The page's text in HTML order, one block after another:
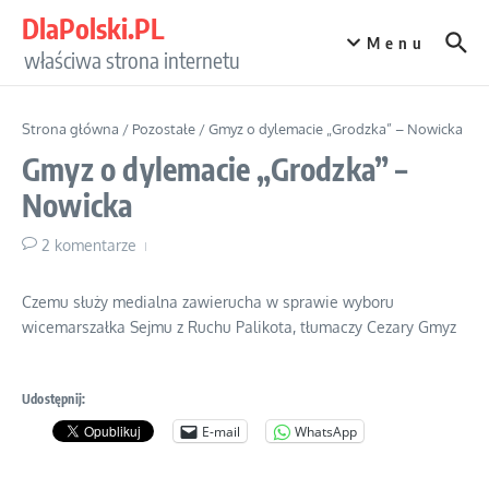
DlaPolski.PL
właściwa strona internetu
Menu
Strona główna / Pozostałe /Gmyz o dylemacie „Grodzka” – Nowicka
Gmyz o dylemacie „Grodzka” –
Nowicka
2 komentarze
Czemu służy medialna zawierucha w sprawie wyboru
wicemarszałka Sejmu z Ruchu Palikota, tłumaczy Cezary Gmyz
Udostępnij:
E-mail WhatsApp